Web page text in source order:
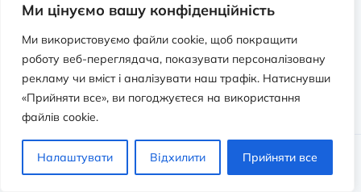
Ми цінуємо вашу конфіденційність
Ми використовуємо файли cookie, щоб покращити
роботу веб-переглядача, показувати персоналізовану
рекламу чи вміст і аналізувати наш трафік. Натиснувши
«Прийняти все», ви погоджуєтеся на використання
файлів cookie.
Налаштувати Відхилити Прийняти все
Видавництва на Порталі
Політика конфіденційності
Публічна оферта
Видавничо-освітній проєкт “Портал”.
Всі права захищено. © 2026 - 2026